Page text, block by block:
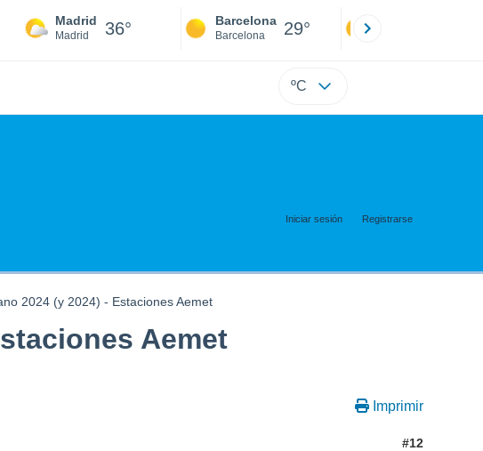
Madrid
Madrid 36° Barcelona
Barcelona 29°
ºC
Iniciar sesión Registrarse
2024 (y 2024) - Estaciones Aemet
Aemet
Imprimir
#12